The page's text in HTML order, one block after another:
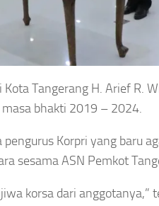
Kota Tangerang H. Arief R.
bhakti 2019 – 2024.
Korpri yang baru
sesama ASN Pemkot
korsa dari anggotanya,”